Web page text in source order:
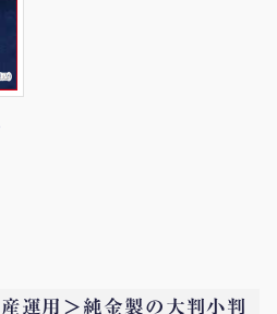
運用＞純金製の大判小判